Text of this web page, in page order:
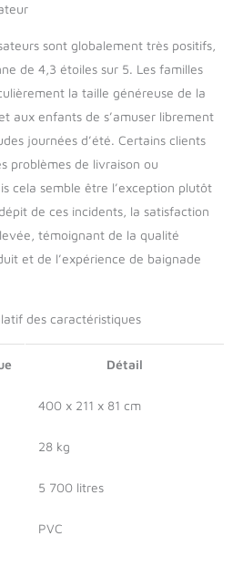
sont globalement très positifs,
de 4,3 étoiles sur 5. Les familles
la taille généreuse de la
aux enfants de s’amuser librement
journées d’été. Certains clients
problèmes de livraison ou
cela semble être l’exception plutôt
de ces incidents, la satisfaction
témoignant de la qualité
et de l’expérience de baignade
des caractéristiques
Détail
400 x 211 x 81 cm
28 kg
5 700 litres
PVC